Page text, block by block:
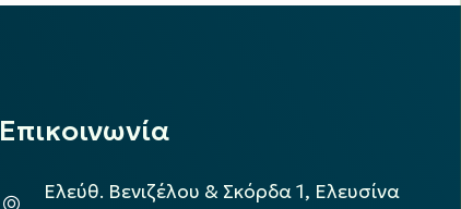
Επικοινωνία
Ελεύθ. Βενιζέλου & Σκόρδα 1, Ελευσίνα